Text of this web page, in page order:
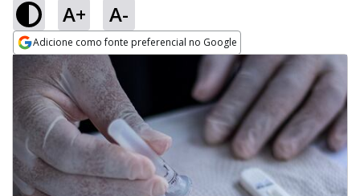
A+ A-
Adicione como fonte preferencial no Google
Opens in new window